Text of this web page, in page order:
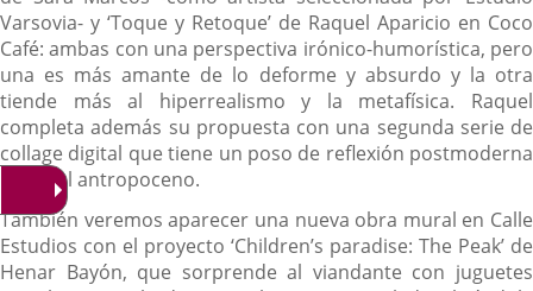
Varsovia- y ‘Toque y Retoque’ de Raquel Aparicio en Coco
Café: ambas con una perspectiva irónico-humorística, pero
una es más amante de lo deforme y absurdo y la otra
tiende más al hiperrealismo y la metafísica. Raquel
completa además su propuesta con una segunda serie de
collage digital que tiene un poso de reflexión postmoderna
sobre el antropoceno.
También veremos aparecer una nueva obra mural en Calle
Estudios con el proyecto ‘Children’s paradise: The Peak’ de
Henar Bayón, que sorprende al viandante con juguetes